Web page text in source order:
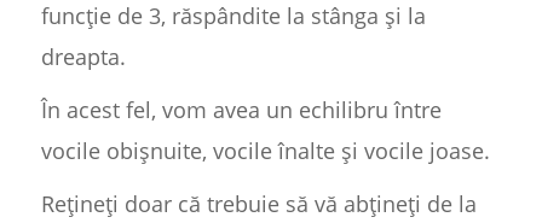
funcție de 3, răspândite la stânga și la
dreapta.
În acest fel, vom avea un echilibru între
vocile obișnuite, vocile înalte și vocile joase.
Rețineți doar că trebuie să vă abțineți de la